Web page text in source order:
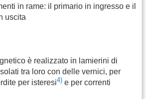
in rame: il primario in ingresso e il
uscita
è realizzato in lamierini di
tra loro con delle vernici, per
per isteresi4) e per correnti